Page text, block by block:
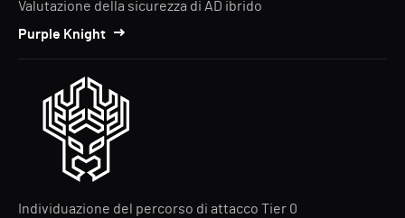
Valutazione della sicurezza di AD ibrido
Purple Knight
Individuazione del percorso di attacco Tier 0